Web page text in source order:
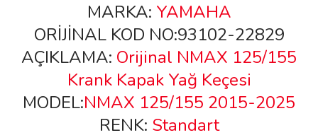
MARKA: YAMAHA
ORİJİNAL KOD NO:93102-22829
AÇIKLAMA: Orijinal NMAX 125/155
Krank Kapak Yağ Keçesi
MODEL:NMAX 125/155 2015-2025
RENK: Standart